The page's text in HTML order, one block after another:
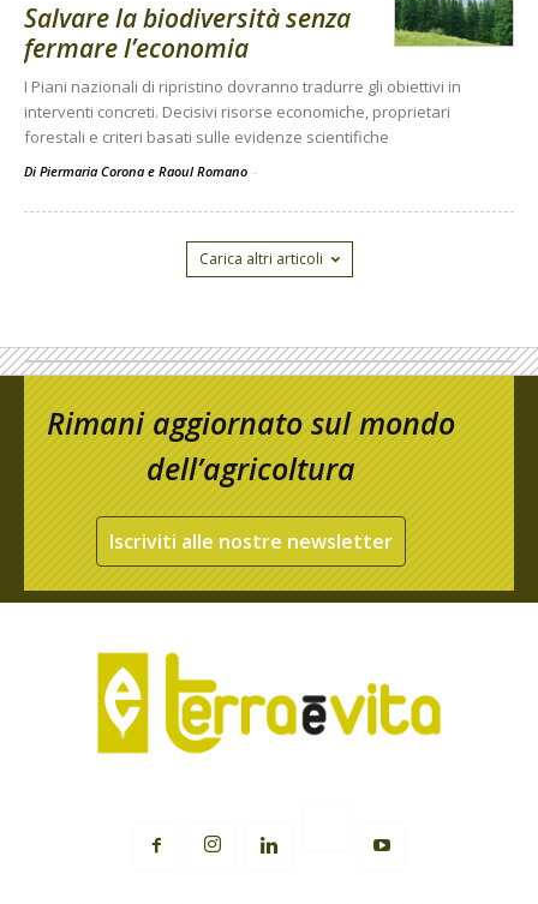
Salvare la biodiversità senza
fermare l’economia
I Piani nazionali di ripristino dovranno tradurre gli obiettivi in
interventi concreti. Decisivi risorse economiche, proprietari
forestali e criteri basati sulle evidenze scientifiche
Di Piermaria Corona e Raoul Romano -
Carica altri articoli
Rimani aggiornato sul mondo
dell’agricoltura
Iscriviti alle nostre newsletter